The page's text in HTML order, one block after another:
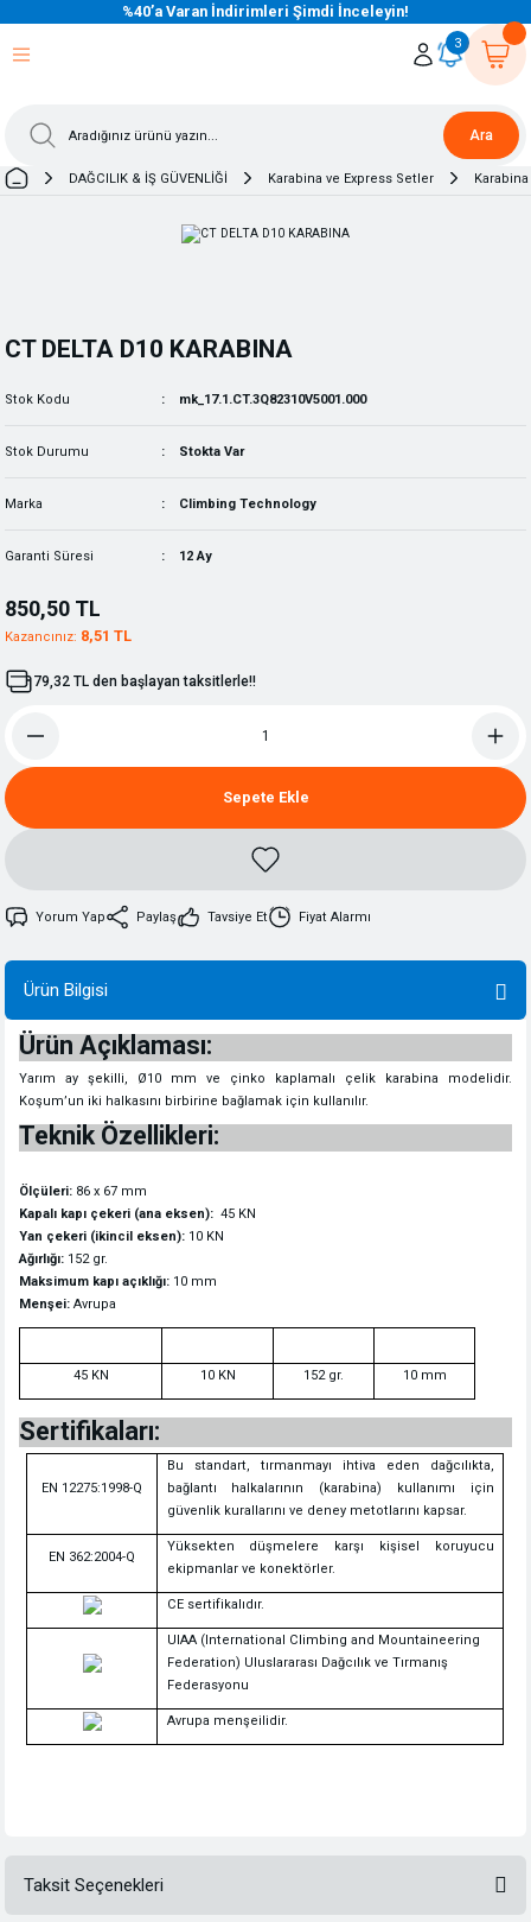
%40’a Varan İndirimleri Şimdi İnceleyin!
Ara
3
DAĞCILIK & İŞ GÜVENLİĞİ Karabina ve Express Setler Karabina
CT DELTA D10 KARABINA
Stok Kodu mk_17.1.CT.3Q82310V5001.000
Stok Durumu Stokta Var
Marka Climbing Technology
Garanti Süresi 12 Ay
850,50 TL
Kazancınız: 8,51 TL
79,32 TL den başlayan taksitlerle!!
Sepete Ekle
Yorum Yap Paylaş Tavsiye Et Fiyat Alarmı
Ürün Bilgisi
Ürün Açıklaması:
Yarım ay şekilli, Ø10 mm ve çinko kaplamalı çelik karabina modelidir.
Koşum’un iki halkasını birbirine bağlamak için kullanılır.
Teknik Özellikleri:
Ölçüleri: 86 x 67 mm
Kapalı kapı çekeri (ana eksen): 45 KN
Yan çekeri (ikincil eksen): 10 KN
Ağırlığı: 152 gr.
Maksimum kapı açıklığı: 10 mm
Menşei: Avrupa
45 KN 10 KN 152 gr. 10 mm
Sertifikaları:
EN 12275:1998-Q
Bu standart, tırmanmayı ihtiva eden dağcılıkta,
bağlantı halkalarının (karabina) kullanımı için
güvenlik kurallarını ve deney metotlarını kapsar.
EN 362:2004-Q
Yüksekten düşmelere karşı kişisel koruyucu
ekipmanlar ve konektörler.
CE sertifikalıdır.
UIAA (International Climbing and Mountaineering
Federation) Uluslararası Dağcılık ve Tırmanış
Federasyonu
Avrupa menşeilidir.
Taksit Seçenekleri